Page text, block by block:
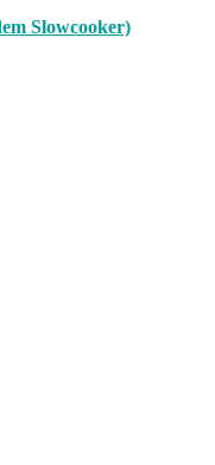
Slowcooker)